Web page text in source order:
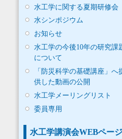
水工学に関する夏期研修会
水シンポジウム
お知らせ
水工学の今後10年の研究課
について
「防災科学の基礎講座」へ
供した動画の公開
水工学メーリングリスト
委員専用
水工学講演会WEBページ